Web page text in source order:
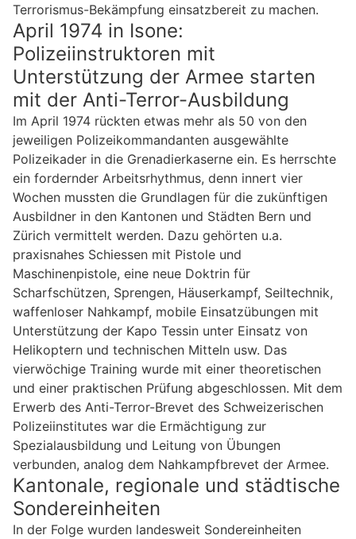
Terrorismus-Bekämpfung einsatzbereit zu machen.
April 1974 in Isone:
Polizeiinstruktoren mit
Unterstützung der Armee starten
mit der Anti-Terror-Ausbildung
Im April 1974 rückten etwas mehr als 50 von den
jeweiligen Polizeikommandanten ausgewählte
Polizeikader in die Grenadierkaserne ein. Es herrschte
ein fordernder Arbeitsrhythmus, denn innert vier
Wochen mussten die Grundlagen für die zukünftigen
Ausbildner in den Kantonen und Städten Bern und
Zürich vermittelt werden. Dazu gehörten u.a.
praxisnahes Schiessen mit Pistole und
Maschinenpistole, eine neue Doktrin für
Scharfschützen, Sprengen, Häuserkampf, Seiltechnik,
waffenloser Nahkampf, mobile Einsatzübungen mit
Unterstützung der Kapo Tessin unter Einsatz von
Helikoptern und technischen Mitteln usw. Das
vierwöchige Training wurde mit einer theoretischen
und einer praktischen Prüfung abgeschlossen. Mit dem
Erwerb des Anti-Terror-Brevet des Schweizerischen
Polizeiinstitutes war die Ermächtigung zur
Spezialausbildung und Leitung von Übungen
verbunden, analog dem Nahkampfbrevet der Armee.
Kantonale, regionale und städtische
Sondereinheiten
In der Folge wurden landesweit Sondereinheiten